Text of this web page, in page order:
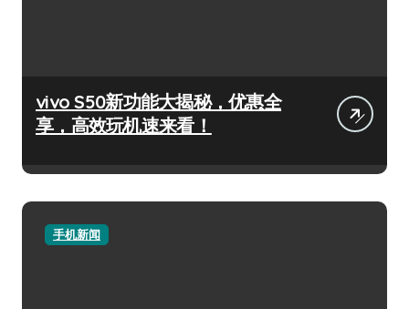
vivo S50新功能大揭秘，优惠全
享，高效玩机速来看！
手机新闻